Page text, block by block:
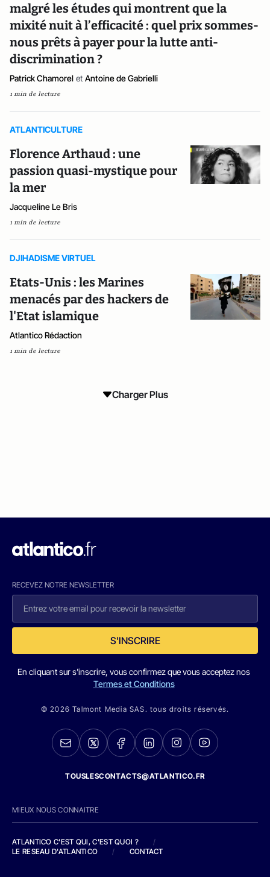
malgré les études qui montrent que la
mixité nuit à l’efficacité : quel prix sommes-
nous prêts à payer pour la lutte anti-
discrimination ?
Patrick Chamorel et Antoine de Gabrielli
1 min de lecture
ATLANTICULTURE
Florence Arthaud : une
passion quasi-mystique pour
la mer
Jacqueline Le Bris
1 min de lecture
DJIHADISME VIRTUEL
Etats-Unis : les Marines
menacés par des hackers de
l'Etat islamique
Atlantico Rédaction
1 min de lecture
Charger Plus
RECEVEZ NOTRE NEWSLETTER
S'INSCRIRE
En cliquant sur s'inscrire, vous confirmez que vous acceptez nos
Termes et Conditions
© 2026 Talmont Media SAS. tous droits réservés.
TOUSLESCONTACTS@ATLANTICO.FR
MIEUX NOUS CONNAITRE
ATLANTICO C'EST QUI, C'EST QUOI ?
/
LE RESEAU D'ATLANTICO
/ CONTACT